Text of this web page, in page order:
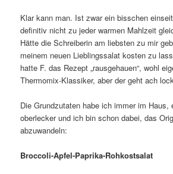
Klar kann man. Ist zwar ein bisschen
definitiv nicht zu jeder warmen Mahlzeit
Hätte die Schreiberin am liebsten zu mir
meinem neuen Lieblingssalat kosten zu
hatte F. das Rezept „rausgehauen“, wohl
Thermomix-Klassiker, aber der geht ach
Die Grundzutaten habe ich immer im Haus,
oberlecker und ich bin schon dabei, das
abzuwandeln:
Broccoli-Apfel-Paprika-Rohkostsalat